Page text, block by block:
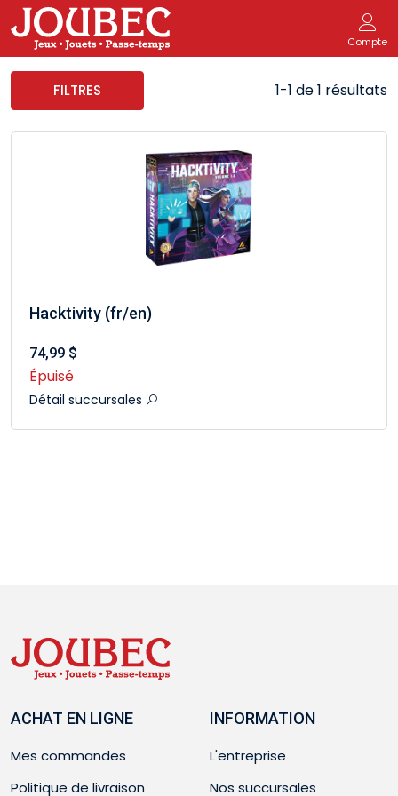
Compte
FILTRES 1-1 de 1 résultats
Hacktivity (fr/en)
74,99 $
Épuisé
Détail succursales
ACHAT EN LIGNE
Mes commandes
Politique de livraison
INFORMATION
L'entreprise
Nos succursales